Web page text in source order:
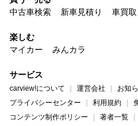
中古車検索
新車見積り 車買取
楽しむ
マイカー
みんカラ
サービス
carview!について 運営会社 お知
プライバシーセンター
利用規約
コンテンツ制作ポリシー
著者一覧